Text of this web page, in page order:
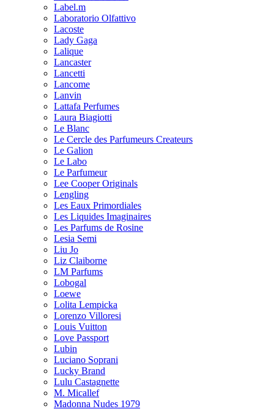
Label.m
Laboratorio Olfattivo
Lacoste
Lady Gaga
Lalique
Lancaster
Lancetti
Lancome
Lanvin
Lattafa Perfumes
Laura Biagiotti
Le Blanc
Le Cercle des Parfumeurs Createurs
Le Galion
Le Labo
Le Parfumeur
Lee Cooper Originals
Lengling
Les Eaux Primordiales
Les Liquides Imaginaires
Les Parfums de Rosine
Lesia Semi
Liu Jo
Liz Claiborne
LM Parfums
Lobogal
Loewe
Lolita Lempicka
Lorenzo Villoresi
Louis Vuitton
Love Passport
Lubin
Luciano Soprani
Lucky Brand
Lulu Castagnette
M. Micallef
Madonna Nudes 1979